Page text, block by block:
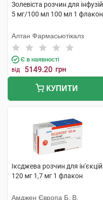
Золевіста розчин для інфузій
5 мг/100 мл 100 мл 1 флакон
Алтан Фармасьютікалз
Є в наявності
від 5149.20 грн
КУПИТИ
Іксджева розчин для ін'єкцій
120 мг 1,7 мг 1 флакон
Амджен Європа Б. В.